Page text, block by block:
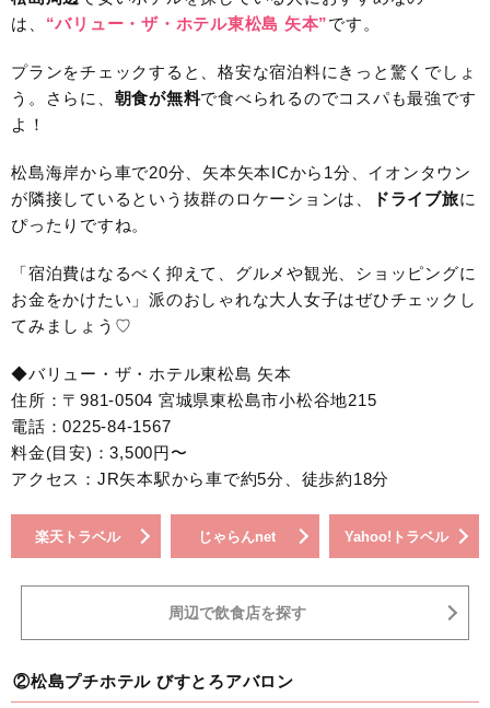
は、 “バリュー・ザ・ホテル東松島 矢本”です。
プランをチェックすると、格安な宿泊料にきっと驚くでしょ
う。さらに、 朝食が無料で食べられるのでコスパも最強です
よ！
松島海岸から車で20分、矢本矢本ICから1分、イオンタウン
が隣接しているという抜群のロケーションは、
ドライブ旅に
ぴったりですね。
「宿泊費はなるべく抑えて、グルメや観光、ショッピングに
お金をかけたい」派のおしゃれな大人女子はぜひチェックし
てみましょう♡
◆バリュー・ザ・ホテル東松島 矢本
住所：〒981-0504 宮城県東松島市小松谷地215
電話：0225-84-1567
料金(目安)：3,500円〜
アクセス：JR矢本駅から車で約5分、徒歩約18分
楽天トラベル じゃらんnet Yahoo!トラベル
周辺で飲食店を探す
②松島プチホテル びすとろアバロン